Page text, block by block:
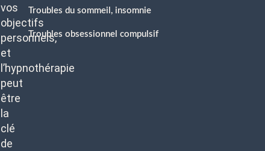
vos
objectifs
personnels,
et
l’hypnothérapie
peut
être
la
clé
de
Troubles du sommeil, insomnie
Troubles obsessionnel compulsif